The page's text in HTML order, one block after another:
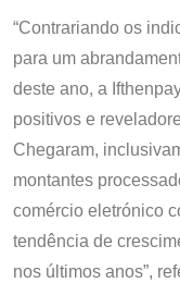
“Contrariando os
para um
deste ano, a
positivos e
Chegaram,
montantes
comércio eletrónico
tendência de
nos últimos anos”,